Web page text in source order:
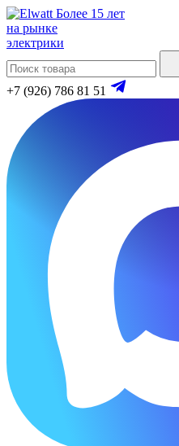
Более 15 лет
на рынке
электрики
+7 (926) 786 81 51